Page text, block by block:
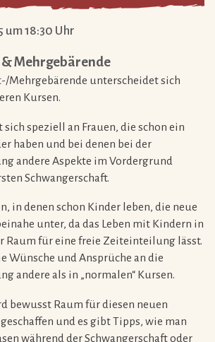
um 18:30 Uhr
Mehrgebärende
Mehrgebärende unterscheidet sich
Kursen.
speziell an Frauen, die schon ein
haben und bei denen bei der
andere Aspekte im Vordergrund
Schwangerschaft.
in denen schon Kinder leben, die neue
unter, da das Leben mit Kindern in
Raum für eine freie Zeiteinteilung lässt.
Wünsche und Ansprüche an die
andere als in „normalen“ Kursen.
bewusst Raum für diesen neuen
und es gibt Tipps, wie man
während der Schwangerschaft oder